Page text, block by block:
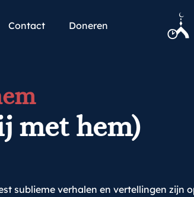
Contact Doneren
met hem)
sublieme verhalen en vertellingen zijn